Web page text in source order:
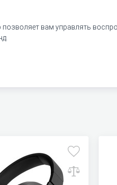
вам управлять